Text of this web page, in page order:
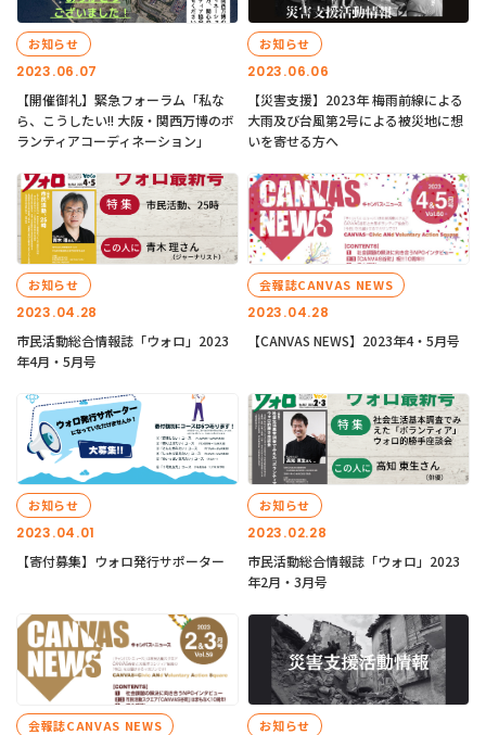
2023.06.07
お知らせ
【開催御礼】緊急フォーラム「私な
ら、こうしたい!! 大阪・関西万博のボ
ランティアコーディネーション」
2023.06.06
お知らせ
【災害支援】2023年 梅雨前線による
大雨及び台風第2号による被災地に想
いを寄せる方へ
2023.04.28
お知らせ
市民活動総合情報誌「ウォロ」2023
年4月・5月号
2023.04.28
会報誌CANVAS NEWS
【CANVAS NEWS】2023年4・5月号
2023.04.01
お知らせ
【寄付募集】ウォロ発行サポーター
2023.02.28
お知らせ
市民活動総合情報誌「ウォロ」2023
年2月・3月号
会報誌CANVAS NEWS お知らせ